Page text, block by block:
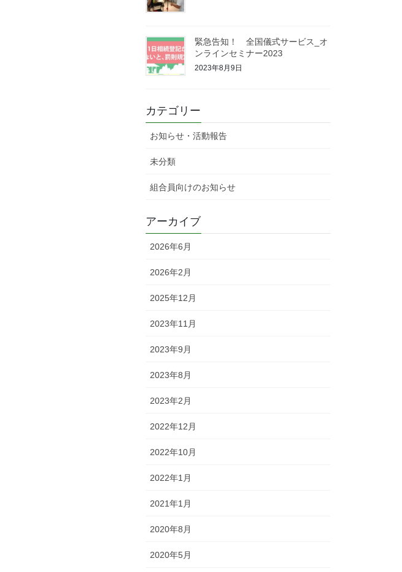
緊急告知！ 全国儀式サービス_オ
ンラインセミナー2023
2023年8月9日
カテゴリー
お知らせ・活動報告
未分類
組合員向けのお知らせ
アーカイブ
2026年6月
2026年2月
2025年12月
2023年11月
2023年9月
2023年8月
2023年2月
2022年12月
2022年10月
2022年1月
2021年1月
2020年8月
2020年5月